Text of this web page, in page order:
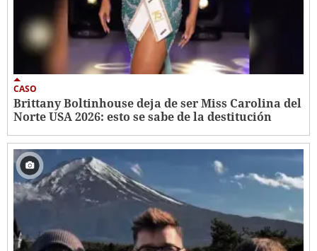
CASO
Brittany Boltinhouse deja de ser Miss Carolina del
Norte USA 2026: esto se sabe de la destitución